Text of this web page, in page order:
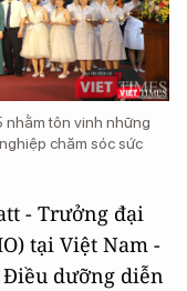
nhằm tôn vinh những
chăm sóc sức
- Trưởng đại
tại Việt Nam -
dưỡng diễn